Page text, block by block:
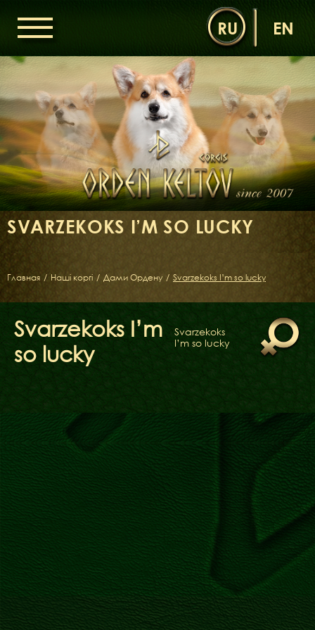
SVARZEKOKS I’M SO LUCKY
Главная / Наші коргі / Дами Ордену / Svarzekoks I’m so lucky
Svarzekoks I’m
so lucky
Svarzekoks
I’m so lucky
RU EN
ОРДЕН КЕЛЬТІВ
НОВИНИ
ДИТЯЧА КІМНАТА
КОНТАКТИ
НАШІ КОРГІ
ДАМИ ОРДЕНУ
КАВАЛЕРИ ОРДЕНУ
ДИТЯЧА КІМНАТА
БІБЛІОТЕКА
МІФИ
ФАКТИ
БЛОГ
ГАЛЕРЕЇ